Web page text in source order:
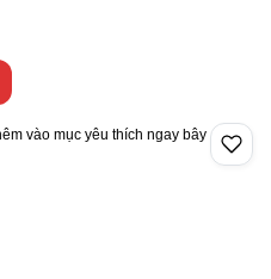
vào mục yêu thích ngay bây